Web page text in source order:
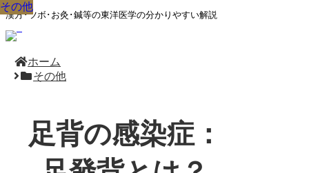
漢方･ツボ･お灸･鍼等の東洋医学の分かりやすい解説
ホーム
その他
足背の感染症：
その他
その他
その他
その他
その他
その他
その他
その他
その他